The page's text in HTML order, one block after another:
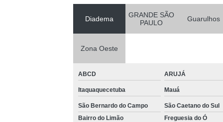
Diadema
GRANDE SÃO
PAULO
Guarulhos
Zona Oeste
ABCD ARUJÁ
Itaquaquecetuba Mauá
São Bernardo do Campo
São Caetano do Sul
Bairro do Limão
Freguesia do Ó